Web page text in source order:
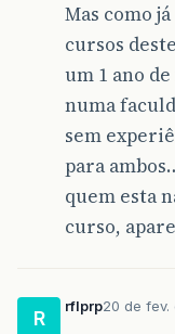
Mas como
cursos
um 1 ano
numa
sem
para
quem esta
curso,
R
rflprp20 de fev.